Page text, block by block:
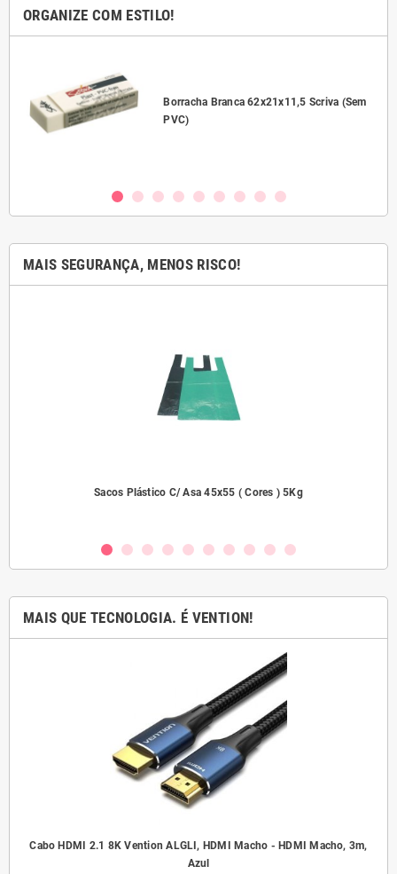
ORGANIZE COM ESTILO!
Borracha Branca 62x21x11,5 Scriva (Sem
PVC)
MAIS SEGURANÇA, MENOS RISCO!
Sacos Plástico C/ Asa 45x55 ( Cores ) 5Kg
MAIS QUE TECNOLOGIA. É VENTION!
Cabo HDMI 2.1 8K Vention ALGLI, HDMI Macho - HDMI Macho, 3m,
Azul